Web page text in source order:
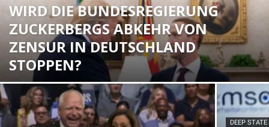
WIRD DIE BUNDESREGIERUNG
ZUCKERBERGS ABKEHR VON
ZENSUR IN DEUTSCHLAND
STOPPEN?
DEEP STATE